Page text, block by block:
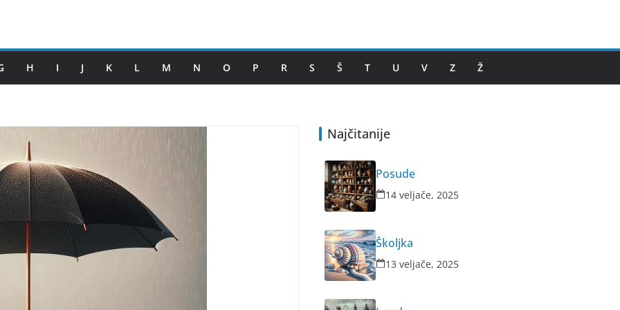
H I J K L M N O P R S Š T U V Z Ž
Najčitanije
Posude
14 veljače, 2025
Školjka
13 veljače, 2025